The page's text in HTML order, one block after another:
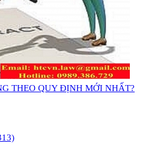
THEO QUY ĐỊNH MỚI NHẤT?